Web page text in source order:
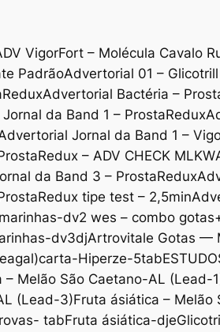
VigorFort – Molécula Cavalo
PadrãoAdvertorial 01 –
Advertorial Bactéria –
da Band 1 – ProstaRedux
Jornal da Band 1 –
– ADV CHECK MLKW
da Band 3 – ProstaRedux
tipe test – 2,5min
dv2 wes – combo
dv3djArtrovitale Gotas —
carta-Hiperze-5tab
– Melão São Caetano-AL (Lead-
(Lead-3)Fruta ásiática – Melão
tabFruta ásiática-dje